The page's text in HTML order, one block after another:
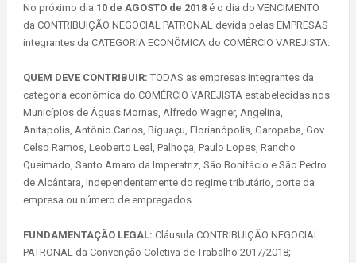
No próximo dia 10 de AGOSTO de 2018é o dia do VENCIMENTO
da CONTRIBUIÇÃO NEGOCIAL PATRONAL devida pelas EMPRESAS
integrantes da CATEGORIA ECONÔMICA do COMÉRCIO VAREJISTA.
QUEM DEVE CONTRIBUIR: TODAS as empresas integrantes da
categoria econômica do COMÉRCIO VAREJISTA estabelecidas nos
Municípios de Águas Mornas, Alfredo Wagner, Angelina,
Anitápolis, Antônio Carlos, Biguaçu, Florianópolis, Garopaba, Gov.
Celso Ramos, Leoberto Leal, Palhoça, Paulo Lopes, Rancho
Queimado, Santo Amaro da Imperatriz, São Bonifácio e São Pedro
de Alcântara, independentemente do regime tributário, porte da
empresa ou número de empregados.
FUNDAMENTAÇÃO LEGAL: Cláusula CONTRIBUIÇÃO NEGOCIAL
PATRONAL da Convenção Coletiva de Trabalho 2017/2018;